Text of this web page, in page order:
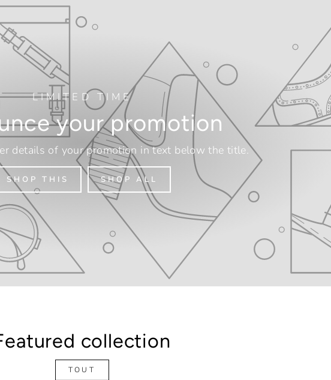
LIMITED TIME
your promotion
details of your promotion in text below the title.
SHOP THIS SHOP ALL
collection
TOUT